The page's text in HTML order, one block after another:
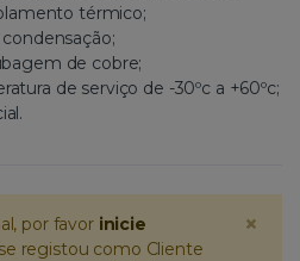
térmico;
de cobre;
de serviço de -30ºc a +60ºc;
×
por favor inicie
registou como Cliente